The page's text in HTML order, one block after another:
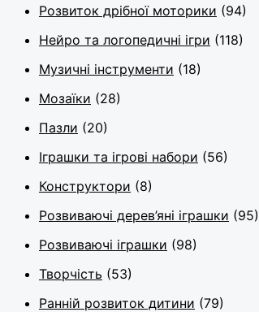
Розвиток дрібної моторики (94)
Нейро та логопедичні ігри (118)
Музичні інструменти (18)
Мозаїки (28)
Пазли (20)
Іграшки та ігрові набори (56)
Конструктори (8)
Розвиваючі дерев’яні іграшки (95)
Розвиваючі іграшки (98)
Творчість (53)
Ранній розвиток дитини (79)